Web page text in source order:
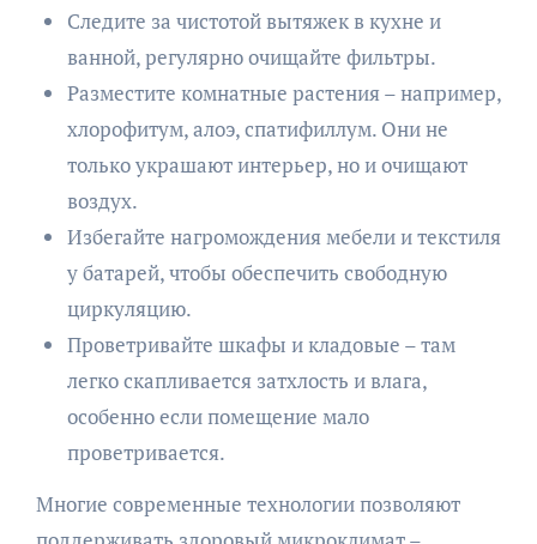
Следите за чистотой вытяжек в кухне и
ванной, регулярно очищайте фильтры.
Разместите комнатные растения – например,
хлорофитум, алоэ, спатифиллум. Они не
только украшают интерьер, но и очищают
воздух.
Избегайте нагромождения мебели и текстиля
у батарей, чтобы обеспечить свободную
циркуляцию.
Проветривайте шкафы и кладовые – там
легко скапливается затхлость и влага,
особенно если помещение мало
проветривается.
Многие современные технологии позволяют